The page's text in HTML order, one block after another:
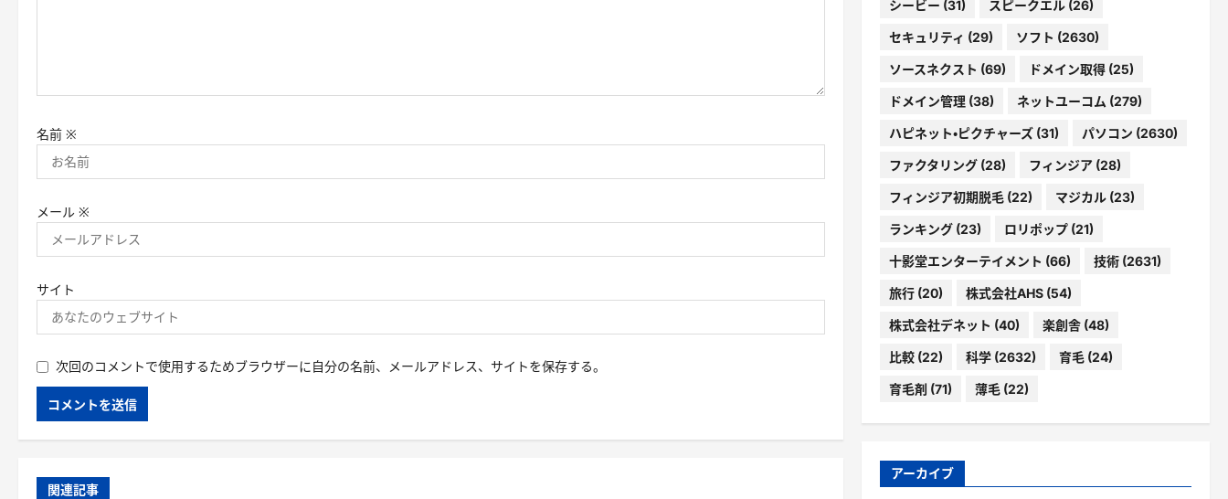
名前 ※
メール ※
サイト
次回のコメントで使用するためブラウザーに自分の名前、メールアドレス、サイトを保存する。
関連記事
シービー (31) スピークエル(26)
セキュリティ (29) ソフト (2630)
ソースネクスト (69) ドメイン取得(25)
ドメイン管理(38) ネットユーコム (279)
ハピネット・ピクチャーズ(31) パソコン (2630)
ファクタリング(28) フィンジア(28)
フィンジア初期脱毛(22) マジカル(23)
ランキング(23) ロリポップ(21)
十影堂エンターテイメント (66) 技術(2631)
旅行(20) 株式会社AHS(54)
株式会社デネット (40) 楽創舎(48)
比較(22) 科学(2632) 育毛(24)
育毛剤 (71) 薄毛(22)
アーカイブ